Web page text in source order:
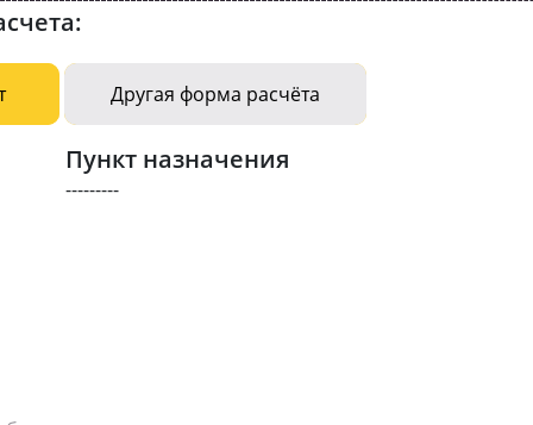
Другая форма расчёта
Пункт назначения
---------